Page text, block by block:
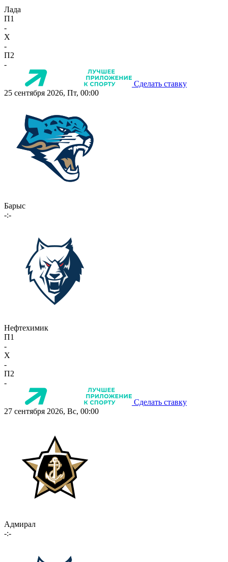
Лада
П1
-
X
-
П2
-
Сделать ставку
25 сентября 2026, Пт, 00:00
Барыс
-:-
Нефтехимик
П1
-
X
-
П2
-
Сделать ставку
27 сентября 2026, Вс, 00:00
Адмирал
-:-